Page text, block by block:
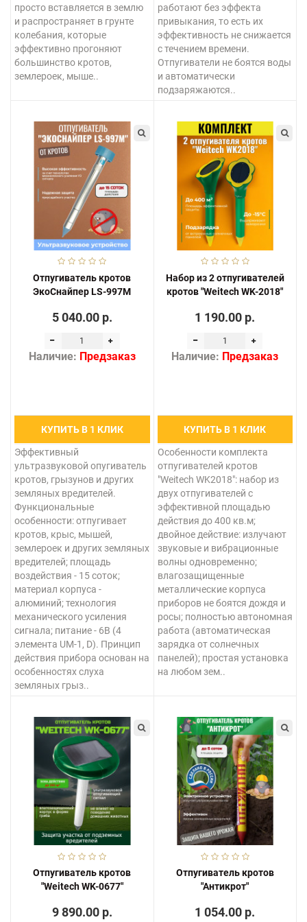
просто вставляется в землю
и распространяет в грунте
колебания, которые
эффективно прогоняют
большинство кротов,
землероек, мыше..
работают без эффекта
привыкания, то есть их
эффективность не снижается
с течением времени.
Отпугиватели не боятся воды
и автоматически
подзаряжаются..
Отпугиватель кротов
ЭкоСнайпер LS-997M
5 040.00 р.
Наличие: Предзаказ
КУПИТЬ В 1 КЛИК
Эффективный
ультразвуковой опугиватель
кротов, грызунов и других
земляных вредителей.
Функциональные
особенности: отпугивает
кротов, крыс, мышей,
землероек и других земляных
вредителей; площадь
воздействия - 15 соток;
материал корпуса -
алюминий; технология
механического усиления
сигнала; питание - 6В (4
элемента UM-1, D). Принцип
действия прибора основан на
особенностях слуха
земляных грыз..
Набор из 2 отпугивателей
кротов "Weitech WK-2018"
1 190.00 р.
Наличие: Предзаказ
КУПИТЬ В 1 КЛИК
Особенности комплекта
отпугивателей кротов
"Weitech WK2018": набор из
двух отпугивателей с
эффективной площадью
действия до 400 кв.м;
двойное действие: излучают
звуковые и вибрационные
волны одновременно;
влагозащищенные
металлические корпуса
приборов не боятся дождя и
росы; полностью автономная
работа (автоматическая
зарядка от солнечных
панелей); простая установка
на любом зем..
Отпугиватель кротов
"Weitech WK-0677"
9 890.00 р.
Отпугиватель кротов
"Антикрот"
1 054.00 р.